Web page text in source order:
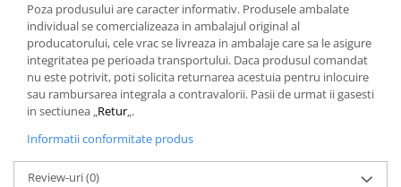
Poza produsului are caracter informativ. Produsele ambalate
individual se comercializeaza in ambalajul original al
producatorului, cele vrac se livreaza in ambalaje care sa le asigure
integritatea pe perioada transportului. Daca produsul comandat
nu este potrivit, poti solicita returnarea acestuia pentru inlocuire
sau rambursarea integrala a contravalorii. Pasii de urmat ii gasesti
in sectiunea „Retur„.
Informatii conformitate produs
Review-uri(0)